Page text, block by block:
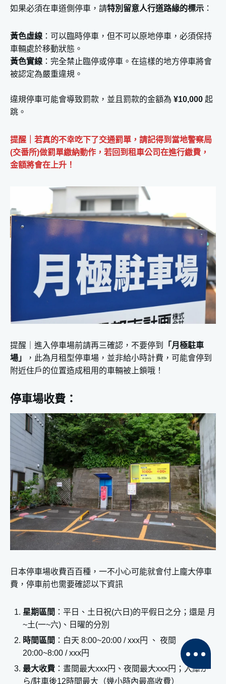
如果必須在車道側停車，請特別留意人行道路緣的標示 ：
黃色虛線 ：可以臨時停車，但不可以原地停車，必須保持
車輛處於移動狀態。
黃色實線 ：完全禁止臨停或停車。在這樣的地方停車將會
被認定為嚴重違規。
違規停車可能會導致罰款，並且罰款的金額為 ¥10,000 起
跳。
提醒｜若真的不幸吃下了交通罰單，請記得到當地警察局
(交番所)做罰單繳納動作，若回到租車公司在進行繳費，
金額將會在上升！
提醒｜進入停車場前請再三確認，不要停到
「月極駐車
場」
，此為月租型停車場，並非給小時計費，可能會停到
附近住戶的位置造成租用的車輛被上鎖哦！
停車場收費：
日本停車場收費百百種，一不小心可能就會付上龐大停車
費，停車前也需要確認以下資訊
星期區間 ：平日、土日祝(六日)的平假日之分；還是 月
~土(一~六)、日曜的分別
時間區間 ：白天 8:00~20:00 / xxx円 、 夜間
20:00~8:00 / xxx円
最大收費 ：晝間最大xxx円、夜間最大xxx円；入庫か
ら/駐車後12時間最大（幾小時內最高收費）